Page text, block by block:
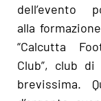
dell’evento
alla
“Calcutta
Club”, club di
brevissima.